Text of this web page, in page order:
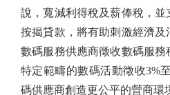
說，寬減利得稅及薪俸稅，並
按揭貸款，將有助刺激經濟
數碼服務供應商徵收數碼服務
特定範疇的數碼活動徵收3%
碼供應商創造更公平的營商環